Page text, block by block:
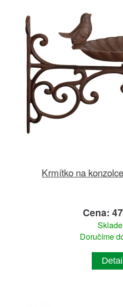
Krmítko na
Cena:
Doručíme